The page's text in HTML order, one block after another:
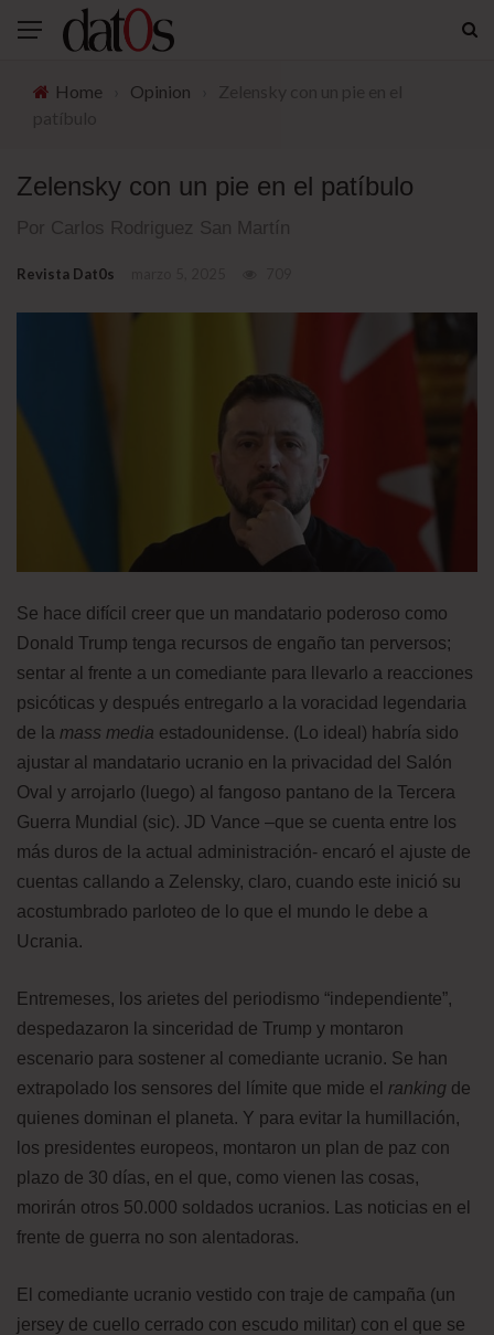
Home Opinion
Zelensky con un pie en el patíbulo
Por Carlos Rodriguez San Martín
Revista Dat0s
Se hace difícil creer que un mandatario poderoso como
Donald Trump tenga recursos de engaño tan perversos;
sentar al frente a un comediante para llevarlo a reacciones
psicóticas y después entregarlo a la voracidad legendaria
de la mass media estadounidense. (Lo ideal) habría sido
ajustar al mandatario ucranio en la privacidad del Salón
Oval y arrojarlo (luego) al fangoso pantano de la Tercera
Guerra Mundial (sic). JD Vance –que se cuenta entre los
más duros de la actual administración- encaró el ajuste de
cuentas callando a Zelensky, claro, cuando este inició su
acostumbrado parloteo de lo que el mundo le debe a
Ucrania.
Entremeses, los arietes del periodismo “independiente”,
despedazaron la sinceridad de Trump y montaron
escenario para sostener al comediante ucranio. Se han
extrapolado los sensores del límite que mide el ranking de
quienes dominan el planeta. Y para evitar la humillación,
los presidentes europeos, montaron un plan de paz con
plazo de 30 días, en el que, como vienen las cosas,
morirán otros 50.000 soldados ucranios. Las noticias en el
frente de guerra no son alentadoras.
El comediante ucranio vestido con traje de campaña (un
jersey de cuello cerrado con escudo militar) con el que se